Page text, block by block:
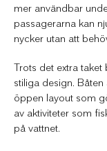
mer användbar
passagerarna kan
nycker utan att
Trots det extra
stiliga design.
öppen layout som
av aktiviteter som
på vattnet.